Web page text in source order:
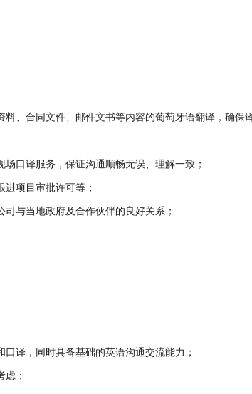
、合同文件、邮件文书等内容的葡萄牙语翻译，确保
口译服务，保证沟通顺畅无误、理解一致；
项目审批许可等；
与当地政府及合作伙伴的良好关系；
译，同时具备基础的英语沟通交流能力；
；